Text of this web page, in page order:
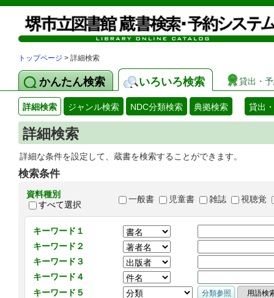
トップページ > 詳細検索
かんたん検索 いろいろ検索 貸出・
詳細検索 ジャンル検索 NDC分類検索 典拠検索 貸出
詳細検索
詳細な条件を設定して、蔵書を検索することができます。
検索条件
資料種別
すべて選択
一般書 児童書 雑誌 視聴覚
キーワード１
キーワード２
キーワード３
キーワード４
キーワード５